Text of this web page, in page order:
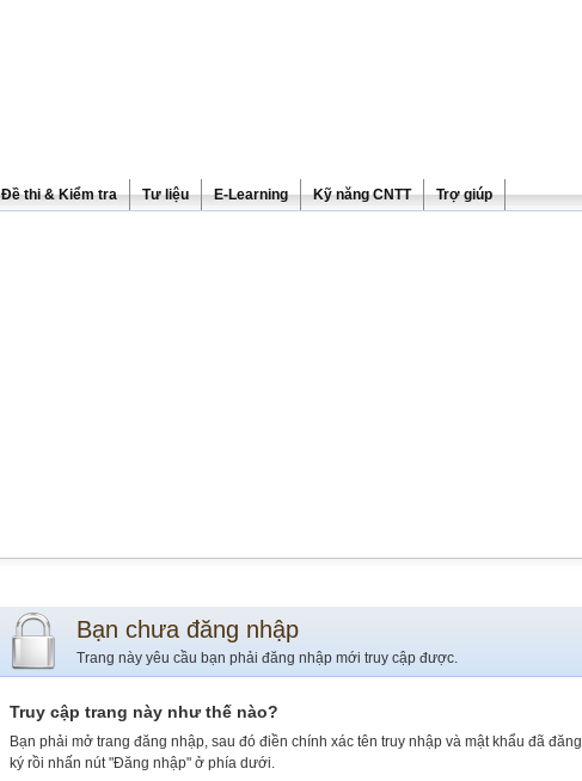
Đề thi & Kiểm tra Tư liệu E-Learning Kỹ năng CNTT Trợ giúp
Bạn chưa đăng nhập
Trang này yêu cầu bạn phải đăng nhập mới truy cập được.
Truy cập trang này như thế nào?
Bạn phải mở trang đăng nhập, sau đó điền chính xác tên truy nhập và mật khẩu đã đăng
ký rồi nhấn nút "Đăng nhập" ở phía dưới.